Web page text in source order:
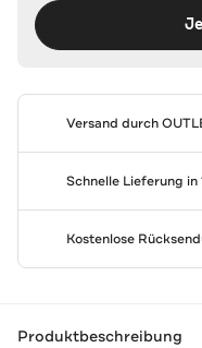
Versand durch
Schnelle Lieferung in
Kostenlose
Produktbeschreibung